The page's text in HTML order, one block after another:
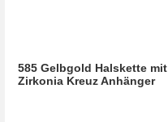
585 Gelbgold Halskette mit
Zirkonia Kreuz Anhänger